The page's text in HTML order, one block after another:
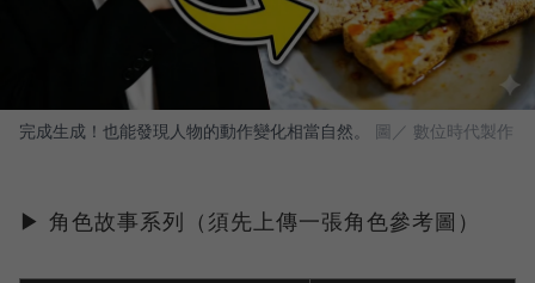
完成生成！也能發現人物的動作變化相當自然。 圖／ 數位時代製作
▶ 角色故事系列（須先上傳一張角色參考圖）